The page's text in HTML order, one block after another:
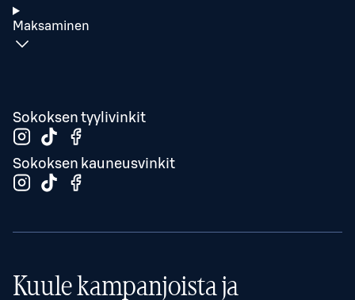
Maksaminen
Sokoksen tyylivinkit
Sokoksen kauneusvinkit
Kuule kampanjoista ja